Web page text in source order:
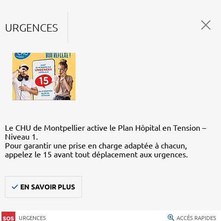
URGENCES
Le CHU de Montpellier active le Plan Hôpital en Tension –
Niveau 1.
Pour garantir une prise en charge adaptée à chacun,
appelez le 15 avant tout déplacement aux urgences.
EN SAVOIR PLUS
URGENCES ACCÈS RAPIDES